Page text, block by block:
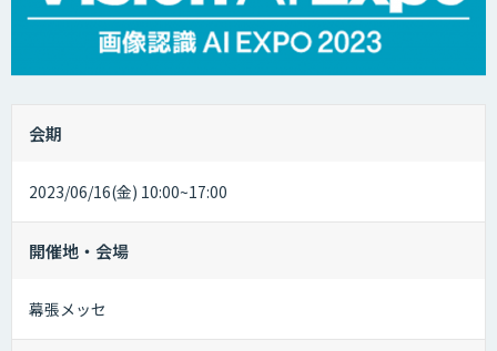
会期
2023/06/16(金) 10:00~17:00
開催地・会場
幕張メッセ